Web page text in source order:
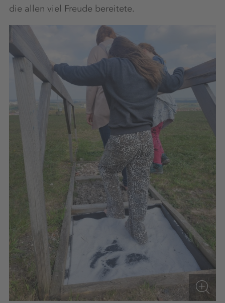
die allen viel Freude bereitete.